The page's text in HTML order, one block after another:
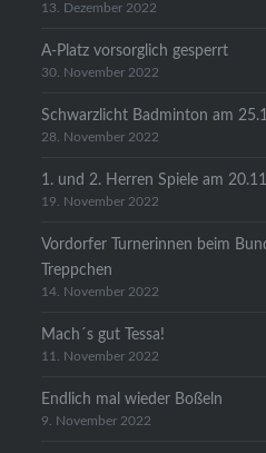
13. Dezember 2022
A-Platz vorsorglich gesperrt
30. November 2022
Schwarzlicht Badminton am
28. November 2022
1. und 2. Herren Spiele am
19. November 2022
Vordorfer Turnerinnen beim
Treppchen
14. November 2022
Mach´s gut Tessa!
11. November 2022
Endlich mal wieder Boßeln
9. November 2022